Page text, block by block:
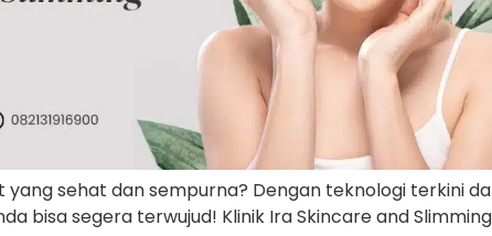
yang sehat dan sempurna? Dengan teknologi terkini
bisa segera terwujud! Klinik Ira Skincare and